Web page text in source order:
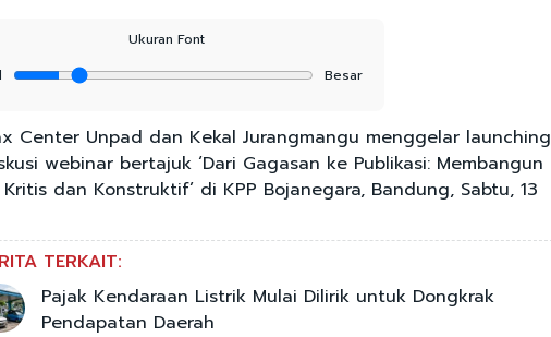
Ukuran Font
Besar
Center Unpad dan Kekal Jurangmangu menggelar launching
webinar bertajuk ‘Dari Gagasan ke Publikasi: Membangun
dan Konstruktif’ di KPP Bojanegara, Bandung, Sabtu, 13
TERKAIT:
Pajak Kendaraan Listrik Mulai Dilirik untuk Dongkrak
Pendapatan Daerah